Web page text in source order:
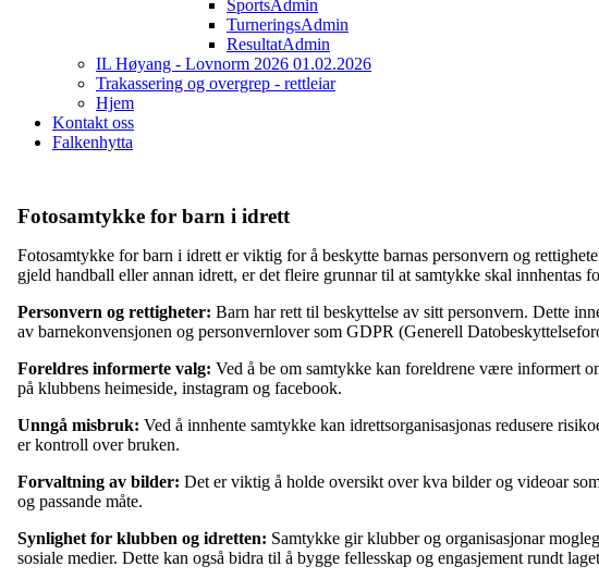
SportsAdmin
TurneringsAdmin
ResultatAdmin
IL Høyang - Lovnorm 2026 01.02.2026
Trakassering og overgrep - rettleiar
Hjem
Kontakt oss
Falkenhytta
Fotosamtykke for barn i idrett
Fotosamtykke for barn i idrett er viktig for å beskytte barnas personvern og
gjeld handball eller annan idrett, er det fleire grunnar til at samtykke skal innhentas
Personvern og rettigheter: Barn har rett til beskyttelse av sitt personvern. Dette
av barnekonvensjonen og personvernlover som GDPR (Generell
Foreldres informerte valg: Ved å be om samtykke kan foreldrene være informert
på klubbens heimeside, instagram og facebook.
Unngå misbruk: Ved å innhente samtykke kan idrettsorganisasjonas redusere
er kontroll over bruken.
Forvaltning av bilder: Det er viktig å holde oversikt over kva bilder og videoar
og passande måte.
Synlighet for klubben og idretten: Samtykke gir klubber og organisasjonar
sosiale medier. Dette kan også bidra til å bygge fellesskap og engasjement rundt